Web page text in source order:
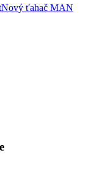
Nový ťahač MAN